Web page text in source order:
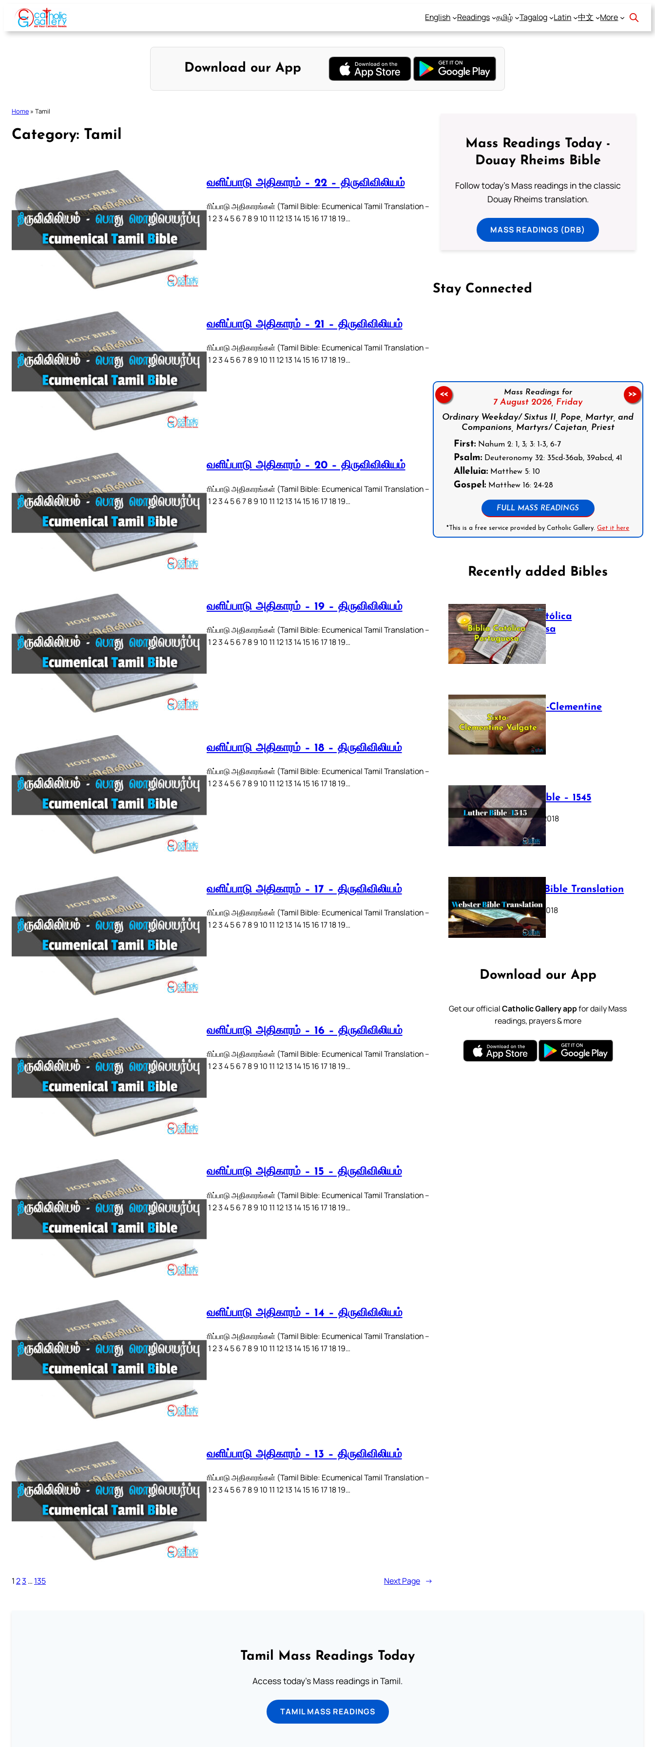
Skip
content
English Readings தமிழ் Tagalog Latin 中文 More
Download our App
Home » Tamil
Category: Tamil
திருவெளிப்பாடு அதிகாரம் – 22 – திருவிவிலியம்
திருவெளிப்பாடு அதிகாரங்கள் (Tamil Bible: Ecumenical Tamil Translation –
ETB) ◄ 1 2 3 4 5 6 7 8 9 10 11 12 13 14 15 16 17 18 19…
திருவெளிப்பாடு அதிகாரம் – 21 – திருவிவிலியம்
திருவெளிப்பாடு அதிகாரங்கள் (Tamil Bible: Ecumenical Tamil Translation –
ETB) ◄ 1 2 3 4 5 6 7 8 9 10 11 12 13 14 15 16 17 18 19…
திருவெளிப்பாடு அதிகாரம் – 20 – திருவிவிலியம்
திருவெளிப்பாடு அதிகாரங்கள் (Tamil Bible: Ecumenical Tamil Translation –
ETB) ◄ 1 2 3 4 5 6 7 8 9 10 11 12 13 14 15 16 17 18 19…
திருவெளிப்பாடு அதிகாரம் – 19 – திருவிவிலியம்
திருவெளிப்பாடு அதிகாரங்கள் (Tamil Bible: Ecumenical Tamil Translation –
ETB) ◄ 1 2 3 4 5 6 7 8 9 10 11 12 13 14 15 16 17 18 19…
திருவெளிப்பாடு அதிகாரம் – 18 – திருவிவிலியம்
திருவெளிப்பாடு அதிகாரங்கள் (Tamil Bible: Ecumenical Tamil Translation –
ETB) ◄ 1 2 3 4 5 6 7 8 9 10 11 12 13 14 15 16 17 18 19…
திருவெளிப்பாடு அதிகாரம் – 17 – திருவிவிலியம்
திருவெளிப்பாடு அதிகாரங்கள் (Tamil Bible: Ecumenical Tamil Translation –
ETB) ◄ 1 2 3 4 5 6 7 8 9 10 11 12 13 14 15 16 17 18 19…
திருவெளிப்பாடு அதிகாரம் – 16 – திருவிவிலியம்
திருவெளிப்பாடு அதிகாரங்கள் (Tamil Bible: Ecumenical Tamil Translation –
ETB) ◄ 1 2 3 4 5 6 7 8 9 10 11 12 13 14 15 16 17 18 19…
திருவெளிப்பாடு அதிகாரம் – 15 – திருவிவிலியம்
திருவெளிப்பாடு அதிகாரங்கள் (Tamil Bible: Ecumenical Tamil Translation –
ETB) ◄ 1 2 3 4 5 6 7 8 9 10 11 12 13 14 15 16 17 18 19…
திருவெளிப்பாடு அதிகாரம் – 14 – திருவிவிலியம்
திருவெளிப்பாடு அதிகாரங்கள் (Tamil Bible: Ecumenical Tamil Translation –
ETB) ◄ 1 2 3 4 5 6 7 8 9 10 11 12 13 14 15 16 17 18 19…
திருவெளிப்பாடு அதிகாரம் – 13 – திருவிவிலியம்
திருவெளிப்பாடு அதிகாரங்கள் (Tamil Bible: Ecumenical Tamil Translation –
ETB) ◄ 1 2 3 4 5 6 7 8 9 10 11 12 13 14 15 16 17 18 19…
123 … 135 Next Page →
Mass Readings Today -
Douay Rheims Bible
Follow today's Mass readings in the classic
Douay Rheims translation.
MASS READINGS (DRB)
Stay Connected
Mass Readings for
7 August 2026, Friday
Ordinary Weekday/ Sixtus II, Pope, Martyr, and
Companions, Martyrs/ Cajetan, Priest
First:Nahum 2: 1, 3; 3: 1-3, 6-7
Psalm:Deuteronomy 32: 35cd-36ab, 39abcd, 41
Alleluia:Matthew 5: 10
Gospel:Matthew 16: 24-28
FULL MASS READINGS
*This is a free service provided by Catholic Gallery.Get it here
<< >>
Recently added Bibles
Bíblia Católica
Portuguesa
July 16, 2025
The Sixto-Clementine
Vulgate
July 12, 2025
Luther Bible – 1545
October 17, 2018
Webster Bible Translation
October 11, 2018
Download our App
Get our officialCatholic Gallery appfor daily Mass
readings, prayers & more
Tamil Mass Readings Today
Access today's Mass readings in Tamil.
TAMIL MASS READINGS